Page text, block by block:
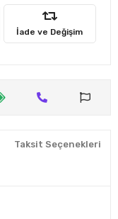
İade ve Değişim
Taksit Seçenekleri